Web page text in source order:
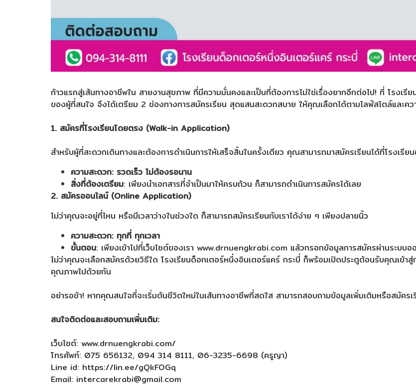
ก้าวแรกสู่เส้นทางอาชีพใน สายงานสุขภาพ ที่มีความมั่นคงและเป็นที่ต้องการไม่ใช่เรื่องยากอีกต่อไป! ที่ โรงเรี
ของผู้ที่สนใจ จึงได้เตรียม 2 ช่องทางการสมัครเรียน สุดแสนสะดวกสบาย ให้คุณเลือกได้ตามไลฟ์สไตล์และค
1. สมัครที่โรงเรียนโดยตรง (Walk-in Application)
สำหรับผู้ที่สะดวกเดินทางและต้องการดำเนินการให้เสร็จสิ้นในครั้งเดียว คุณสามารถมาสมัครเรียนได้ที่โรงเรีย
ความสะดวก: รวดเร็ว ไม่ต้องรอนาน
สิ่งที่ต้องเตรียม: เพียงนำเอกสารที่จำเป็นมาให้ครบถ้วน ก็สามารถดำเนินการสมัครได้เลย
2. สมัครออนไลน์ (Online Application)
ไม่ว่าคุณจะอยู่ที่ไหน หรือมีเวลาว่างในช่วงใด ก็สามารถสมัครเรียนกับเราได้ง่าย ๆ เพียงปลายนิ้ว
ความสะดวก: ทุกที่ ทุกเวลา
ขั้นตอน: เพียงเข้าไปที่เว็บไซต์ของเรา www.drnuengkrabi.com แล้วกรอกข้อมูลการสมัครผ่านระบบอ
ไม่ว่าคุณจะเลือกสมัครด้วยวิธีใด โรงเรียนด็อกเตอร์หนึ่งอินเตอร์แคร์ กระบี่ ก็พร้อมเปิดประตูต้อนรับคุณเข้า
คุณภาพไปด้วยกัน
อย่ารอช้า! หากคุณสนใจที่จะเริ่มต้นชีวิตใหม่ในเส้นทางอาชีพที่สดใส สามารถสอบถามข้อมูลเพิ่มเติมหรือสมัคร
สนใจติดต่อและสอบถามเพิ่มเติม:
เว็บไซต์: www.drnuengkrabi.com/
โทรศัพท์: 075 656132, 094 314 8111, 06-3235-6698 (ครูญา)
Line id: https://lin.ee/gQkFOGq
Email: intercarekrabi@gmail.com